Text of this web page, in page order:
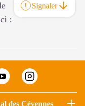
:
Signaler
des Cévennes